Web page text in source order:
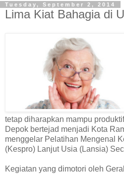
Tuesday, September 2, 2014
Lima Kiat Bahagia di
tetap diharapkan mampu
Depok bertejad menjadi Kota
menggelar Pelatihan Mengenal
(Kespro) Lanjut Usia (Lansia)
Kegiatan yang dimotori oleh